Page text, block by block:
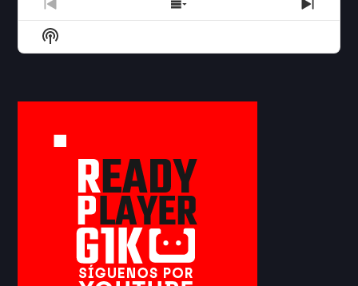
Previous
Episode
Show
Episodes
Next
Show
Podcast